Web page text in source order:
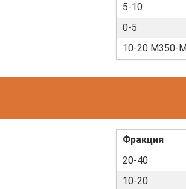
5-10
0-5
10-20 М350-
Фракция
20-40
10-20